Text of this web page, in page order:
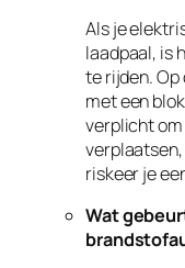
Als je
laadpaal, is
te rijden.
met een
verplicht
riskeer je
Wat